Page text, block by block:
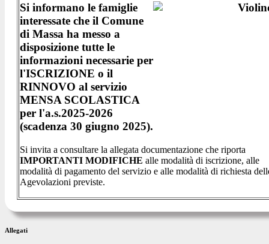
Si informano le famiglie
interessate che il Comune
di Massa ha messo a
disposizione tutte le
informazioni necessarie per
l'ISCRIZIONE o il
RINNOVO al servizio
MENSA SCOLASTICA
per l'a.s.2025-2026
(scadenza 30 giugno 2025).
Si invita a consultare la allegata documentazione che riporta
IMPORTANTI MODIFICHE alle modalità di iscrizione, alle
modalità di pagamento del servizio e alle modalità di richiesta
Agevolazioni previste.
Allegati